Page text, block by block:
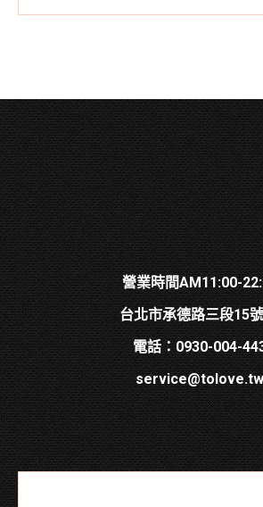
營業時間AM11:00-
台北市承德路三段15
電話：0930-004-
service@tolove.tw